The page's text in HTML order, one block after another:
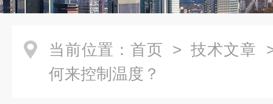
当前位置： 首页 > 技术文章
何来控制温度？